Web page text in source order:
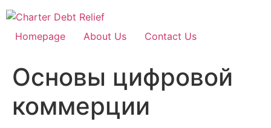
Skip
to
contentHomepage About Us Contact Us
Основы цифровой
коммерции